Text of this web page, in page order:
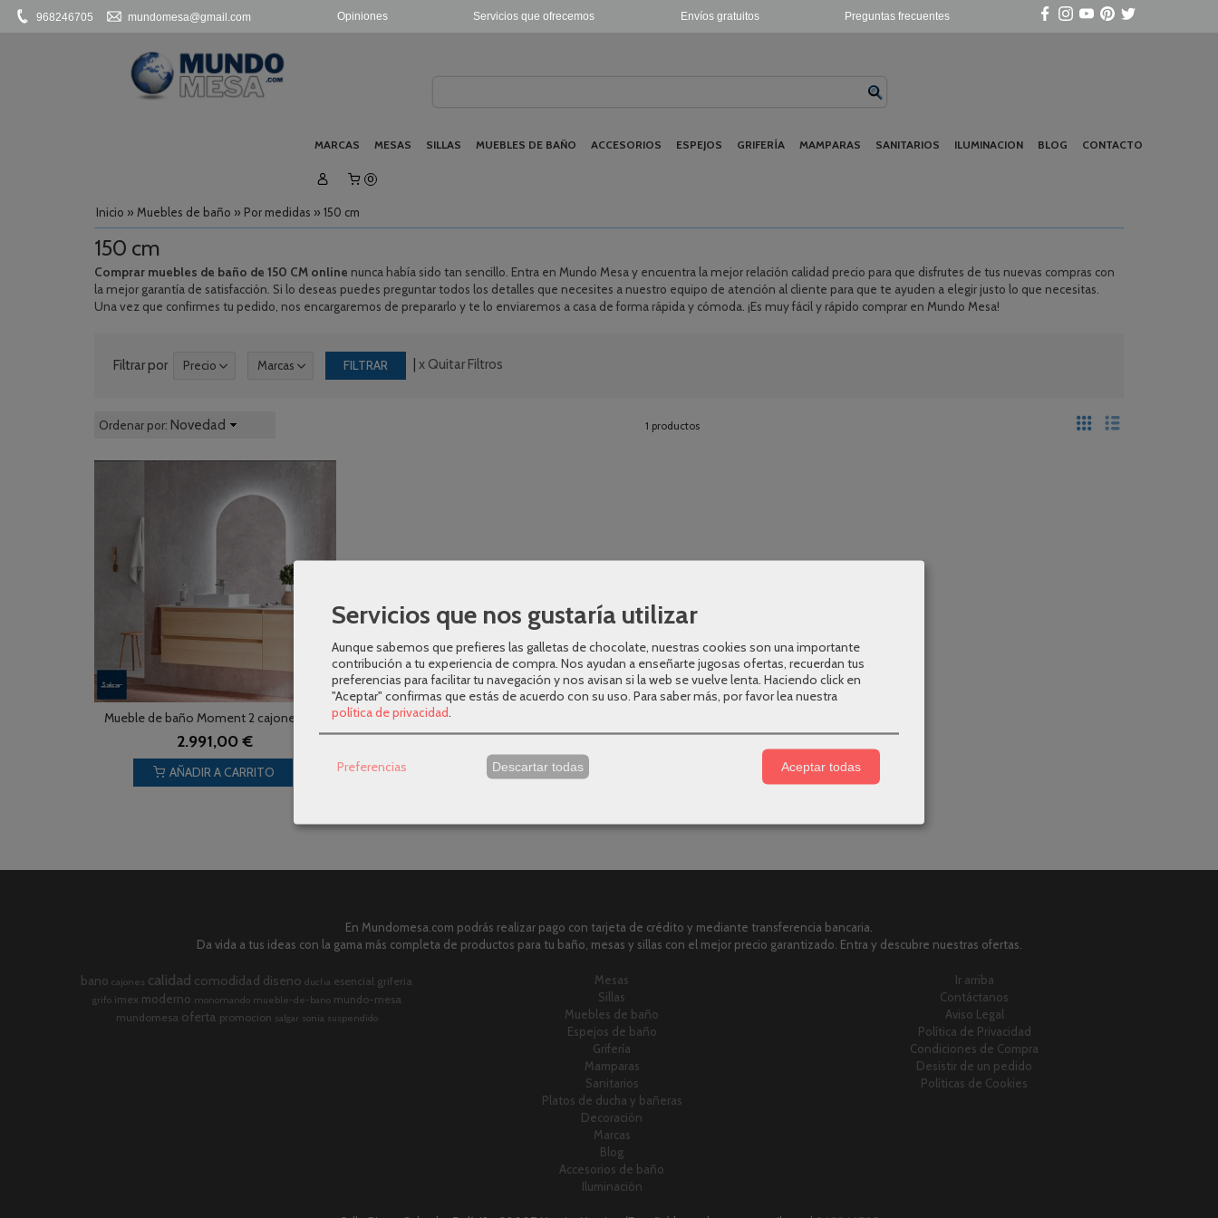
Preguntas frecuentes
Envíos gratuitos
Servicios que ofrecemos
Opiniones
968246705 mundomesa@gmail.com
MARCAS MESAS SILLAS MUEBLES DE BAÑO ACCESORIOS ESPEJOS GRIFERÍA MAMPARAS SANITARIOS ILUMINACION BLOG CONTACTO
0
Inicio » Muebles de baño » Por medidas » 150 cm
150 cm
Comprar muebles de baño de 150 CM online nunca había sido tan sencillo. Entra en Mundo Mesa y encuentra la mejor relación calidad precio para que disfrutes de tus nuevas compras con
la mejor garantía de satisfacción. Si lo deseas puedes preguntar todos los detalles que necesites a nuestro equipo de atención al cliente para que te ayuden a elegir justo lo que necesitas.
Una vez que confirmes tu pedido, nos encargaremos de prepararlo y te lo enviaremos a casa de forma rápida y cómoda. ¡Es muy fácil y rápido comprar en Mundo Mesa!
Filtrar por Precio Marcas x Quitar Filtros
Ordenar por: Novedad 1 productos
Mueble de baño Moment 2 cajones + 1...
2.991,00 €
AÑADIR A CARRITO
En Mundomesa.com podrás realizar pago con tarjeta de crédito y mediante transferencia bancaria.
Da vida a tus ideas con la gama más completa de productos para tu baño, mesas y sillas con el mejor precio garantizado. Entra y descubre nuestras ofertas.
bano cajones calidad comodidad diseno ducha esencial griferia
grifo imex moderno monomando mueble-de-bano mundo-mesa
mundomesa oferta promocion salgar sonia suspendido
Mesas
Sillas
Muebles de baño
Espejos de baño
Grifería
Mamparas
Sanitarios
Platos de ducha y bañeras
Decoración
Marcas
Blog
Accesorios de baño
Iluminación
Ir arriba
Contáctanos
Aviso Legal
Política de Privacidad
Condiciones de Compra
Desistir de un pedido
Políticas de Cookies
Servicios que nos gustaría utilizar
Aunque sabemos que prefieres las galletas de chocolate, nuestras cookies son una importante
contribución a tu experiencia de compra. Nos ayudan a enseñarte jugosas ofertas, recuerdan tus
preferencias para facilitar tu navegación y nos avisan si la web se vuelve lenta. Haciendo click en
"Aceptar" confirmas que estás de acuerdo con su uso. Para saber más, por favor lea nuestra
política de privacidad
Preferencias Descartar todas Aceptar todas